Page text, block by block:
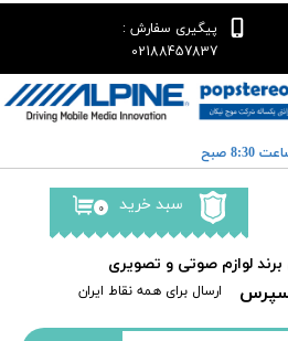
​​ارسال برای همه نقاط ایران
پیگیری سفارش :
02188457837
۰ سبد خرید
لوازم صوتی و تصویری